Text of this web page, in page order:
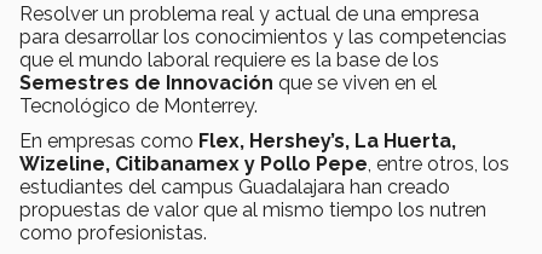
Resolver un problema real y actual de una empresa
para desarrollar los conocimientos y las competencias
que el mundo laboral requiere es la base de los
Semestres de Innovación que se viven en el
Tecnológico de Monterrey.
En empresas como Flex, Hershey’s, La Huerta,
Wizeline, Citibanamex y Pollo Pepe , entre otros, los
estudiantes del campus Guadalajara han creado
propuestas de valor que al mismo tiempo los nutren
como profesionistas.